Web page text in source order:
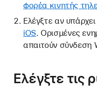
φορέα κινητής
Ελέγξτε αν υπάρχει
iOS. Ορισμένες
απαιτούν σύνδεση
Ελέγξτε τις